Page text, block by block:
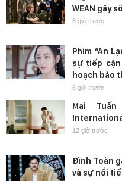
WEAN gây
6 giờ trước
Phim “An
sự tiếp cận
hoạch báo
6 giờ trước
Mai
12 giờ trước
Đình Toàn
và sự nổi